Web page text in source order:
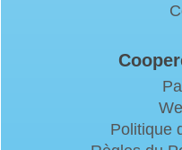
Politique